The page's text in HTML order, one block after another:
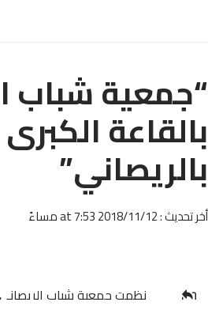
“جمعية شباب
بالقاعة
بالريصاني”
أخر تحديث : 2018/11/12 at 7:53 مساءً